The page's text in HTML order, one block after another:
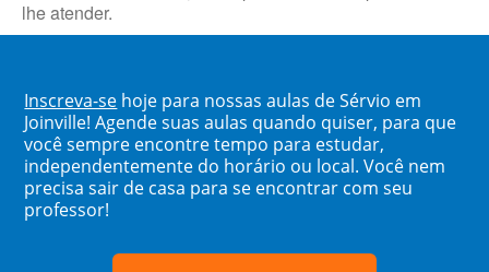
lhe atender.
Inscreva-se hoje para nossas aulas de Sérvio em
Joinville! Agende suas aulas quando quiser, para que
você sempre encontre tempo para estudar,
independentemente do horário ou local. Você nem
precisa sair de casa para se encontrar com seu
professor!